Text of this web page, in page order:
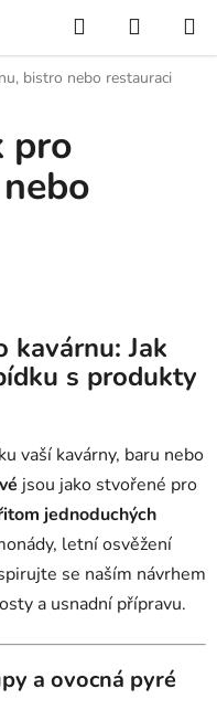
Hledat
KOŠÍK
bistro nebo restauraci
pro
kavárnu: Jak
s produkty
vaší kavárny, baru nebo
jsou jako stvořené pro
jednoduchých
letní osvěžení
se naším návrhem
a usnadní přípravu.
a ovocná pyré